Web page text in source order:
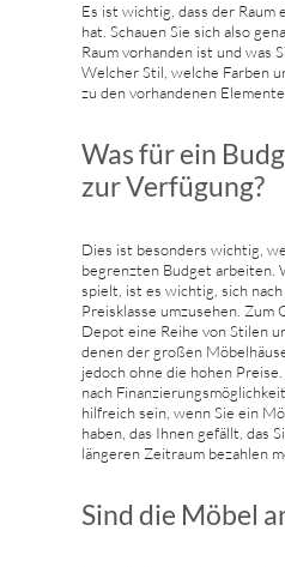
Es ist wichtig, dass der Raum
hat. Schauen Sie sich also
Raum vorhanden ist und was
Welcher Stil, welche Farben
zu den vorhandenen
Was für ein
zur Verfügung?
Dies ist besonders wichtig,
begrenzten Budget arbeiten.
spielt, ist es wichtig, sich
Preisklasse umzusehen. Zum
Depot eine Reihe von Stilen
denen der großen
jedoch ohne die hohen
nach
hilfreich sein, wenn Sie ein
haben, das Ihnen gefällt, das
längeren Zeitraum bezahlen
Sind die Möbel